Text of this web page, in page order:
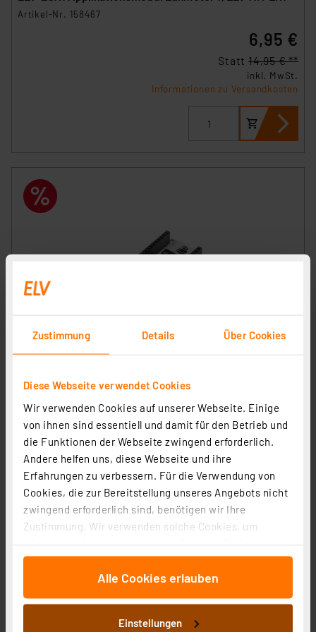
Zustimmung Details Über Cookies
Diese Webseite verwendet Cookies
Wir verwenden Cookies auf unserer Webseite. Einige
von ihnen sind essentiell und damit für den Betrieb und
die Funktionen der Webseite zwingend erforderlich.
Andere helfen uns, diese Webseite und ihre
Erfahrungen zu verbessern. Für die Verwendung von
Cookies, die zur Bereitstellung unseres Angebots nicht
zwingend erforderlich sind, benötigen wir Ihre
Zustimmung. Wir verwenden solche Cookies, um
für soziale Medien anbieten zu können und die Zugriffe
auf unsere Website zu analysieren. Außerdem geben
wir Informationen zu Ihrer Verwendung unserer Website
an unsere Partner für soziale Medien, Werbung und
Analysen weiter. Unsere Partner führen diese
Alle Cookies erlauben
Einstellungen
Artikel-Nr. 158467
6,95 €
Statt 14,95 € **
inkl. MwSt.
Informationen zu Versandkosten
ELV-PIR1 Applikationsmodul PIR-Bewegungsmelder
ELV-AM-PIR1
19,95 € **
inkl. MwSt.
Informationen zu Versandkosten